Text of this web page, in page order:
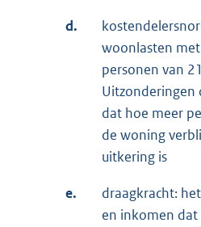
d.
woonlasten
personen van
Uitzonderingen
dat hoe meer
de woning
uitkering is
e.
draagkracht:
en inkomen